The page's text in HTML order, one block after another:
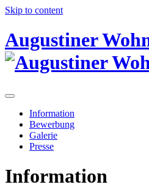
Skip to content
Augustiner
Information
Bewerbung
Galerie
Presse
Information